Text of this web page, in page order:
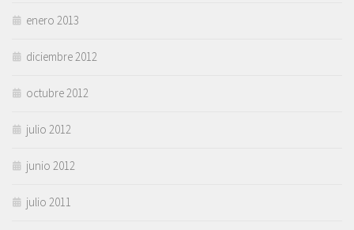
enero 2013
diciembre 2012
octubre 2012
julio 2012
junio 2012
julio 2011